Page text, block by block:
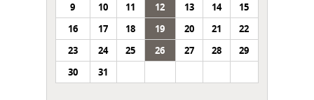
9
10 11 12 13 14
15
16
17 18 19 20 21
22
23
24 25 26 27 28
29
30
31